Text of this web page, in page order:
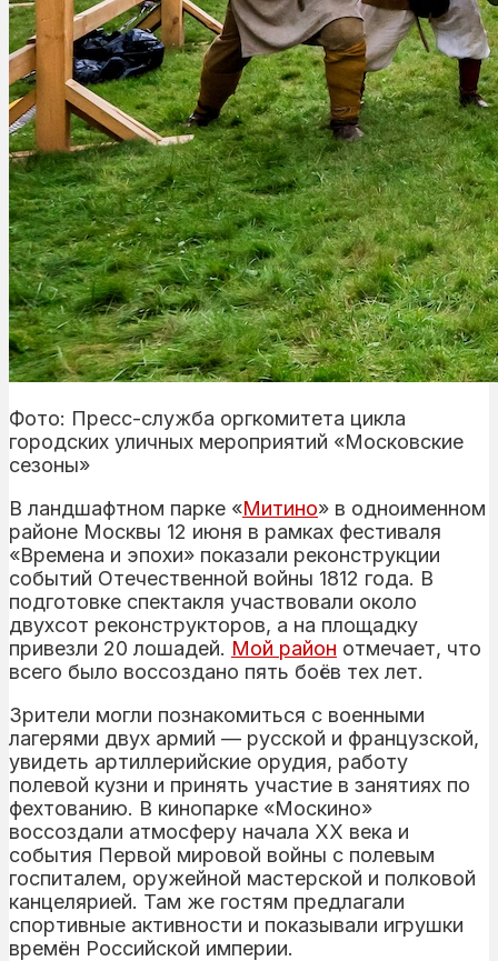
Фото: Пресс-служба оргкомитета цикла
городских уличных мероприятий «Московские
сезоны»
В ландшафтном парке «Митино» в одноименном
районе Москвы 12 июня в рамках фестиваля
«Времена и эпохи» показали реконструкции
событий Отечественной войны 1812 года. В
подготовке спектакля участвовали около
двухсот реконструкторов, а на площадку
привезли 20 лошадей. Мой район отмечает, что
всего было воссоздано пять боёв тех лет.
Зрители могли познакомиться с военными
лагерями двух армий — русской и французской,
увидеть артиллерийские орудия, работу
полевой кузни и принять участие в занятиях по
фехтованию. В кинопарке «Москино»
воссоздали атмосферу начала XX века и
события Первой мировой войны с полевым
госпиталем, оружейной мастерской и полковой
канцелярией. Там же гостям предлагали
спортивные активности и показывали игрушки
времён Российской империи.